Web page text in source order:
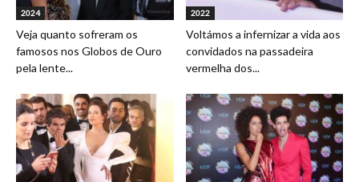
2024
Veja quanto sofreram os
famosos nos Globos de Ouro
pela lente...
2022
Voltámos a infernizar a vida aos
convidados na passadeira
vermelha dos...